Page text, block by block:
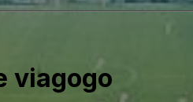
viagogo